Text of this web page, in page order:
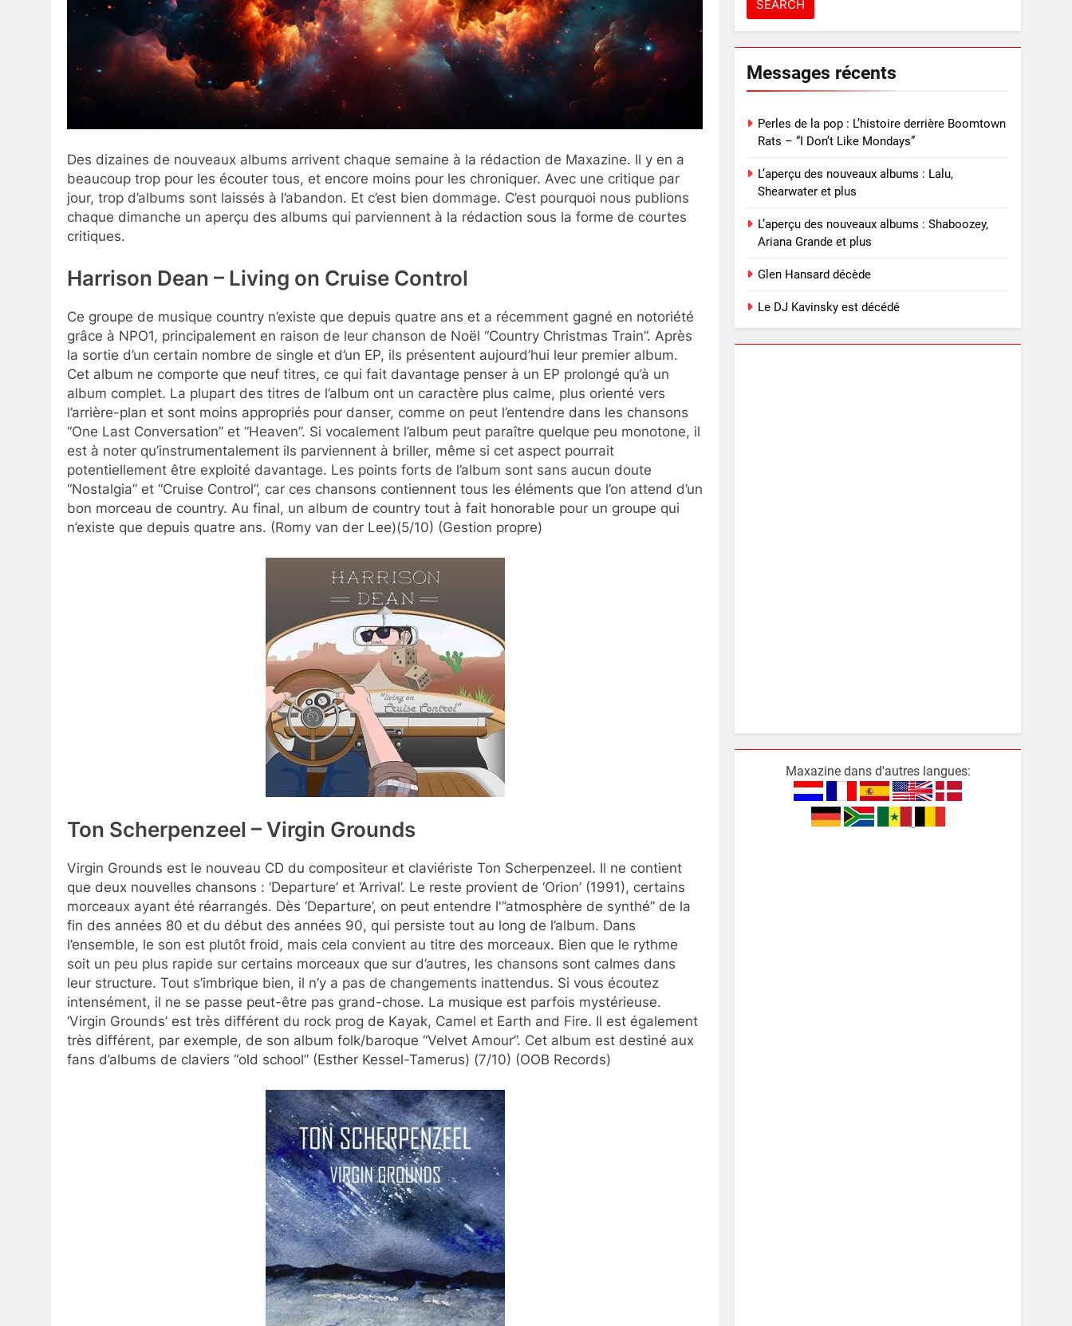
Des dizaines de nouveaux albums arrivent chaque semaine à la rédaction de Maxazine. Il y en a
beaucoup trop pour les écouter tous, et encore moins pour les chroniquer. Avec une critique par
jour, trop d’albums sont laissés à l’abandon. Et c’est bien dommage. C’est pourquoi nous publions
chaque dimanche un aperçu des albums qui parviennent à la rédaction sous la forme de courtes
critiques.
Harrison Dean – Living on Cruise Control
Ce groupe de musique country n’existe que depuis quatre ans et a récemment gagné en notoriété
grâce à NPO1, principalement en raison de leur chanson de Noël “Country Christmas Train”. Après
la sortie d’un certain nombre de single et d’un EP, ils présentent aujourd’hui leur premier album.
Cet album ne comporte que neuf titres, ce qui fait davantage penser à un EP prolongé qu’à un
album complet. La plupart des titres de l’album ont un caractère plus calme, plus orienté vers
l’arrière-plan et sont moins appropriés pour danser, comme on peut l’entendre dans les chansons
“One Last Conversation” et “Heaven”. Si vocalement l’album peut paraître quelque peu monotone, il
est à noter qu’instrumentalement ils parviennent à briller, même si cet aspect pourrait
potentiellement être exploité davantage. Les points forts de l’album sont sans aucun doute
“Nostalgia” et “Cruise Control”, car ces chansons contiennent tous les éléments que l’on attend d’un
bon morceau de country. Au final, un album de country tout à fait honorable pour un groupe qui
n’existe que depuis quatre ans. (Romy van der Lee)(5/10) (Gestion propre)
Ton Scherpenzeel – Virgin Grounds
Virgin Grounds est le nouveau CD du compositeur et claviériste Ton Scherpenzeel. Il ne contient
que deux nouvelles chansons : ‘Departure’ et ‘Arrival’. Le reste provient de ‘Orion’ (1991), certains
morceaux ayant été réarrangés. Dès ‘Departure’, on peut entendre l'”atmosphère de synthé” de la
fin des années 80 et du début des années 90, qui persiste tout au long de l’album. Dans
l’ensemble, le son est plutôt froid, mais cela convient au titre des morceaux. Bien que le rythme
soit un peu plus rapide sur certains morceaux que sur d’autres, les chansons sont calmes dans
leur structure. Tout s’imbrique bien, il n’y a pas de changements inattendus. Si vous écoutez
intensément, il ne se passe peut-être pas grand-chose. La musique est parfois mystérieuse.
‘Virgin Grounds’ est très différent du rock prog de Kayak, Camel et Earth and Fire. Il est également
très différent, par exemple, de son album folk/baroque “Velvet Amour”. Cet album est destiné aux
fans d’albums de claviers “old school” (Esther Kessel-Tamerus) (7/10) (OOB Records)
Messages récents
Perles de la pop : L’histoire derrière Boomtown
Rats – “I Don’t Like Mondays”
L’aperçu des nouveaux albums : Lalu,
Shearwater et plus
L’aperçu des nouveaux albums : Shaboozey,
Ariana Grande et plus
Glen Hansard décède
Le DJ Kavinsky est décédé
Maxazine dans d'autres langues: